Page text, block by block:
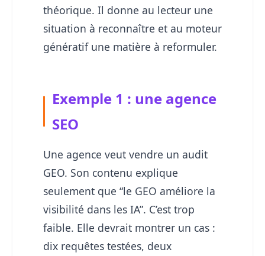
théorique. Il donne au lecteur une
situation à reconnaître et au moteur
génératif une matière à reformuler.
Exemple 1 : une agence
SEO
Une agence veut vendre un audit
GEO. Son contenu explique
seulement que “le GEO améliore la
visibilité dans les IA”. C’est trop
faible. Elle devrait montrer un cas :
dix requêtes testées, deux